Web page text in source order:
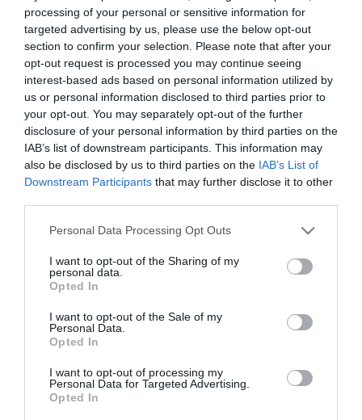
processing of your personal or sensitive information for
targeted advertising by us, please use the below opt-out
section to confirm your selection. Please note that after your
opt-out request is processed you may continue seeing
interest-based ads based on personal information utilized by
us or personal information disclosed to third parties prior to
your opt-out. You may separately opt-out of the further
disclosure of your personal information by third parties on the
IAB’s list of downstream participants. This information may
also be disclosed by us to third parties on the IAB’s List of
Downstream Participants that may further disclose it to other
Please note that this website/app uses one or more Google
not limited to your visit or usage behaviour. You may click to
grant or deny consent to Google and its third-party tags to
use your data for below specified purposes in below Google
consent section.
Personal Data Processing Opt Outs
I want to opt-out of the Sharing of my
personal data.
Opted In
I want to opt-out of the Sale of my
Personal Data.
Opted In
I want to opt-out of processing my
Personal Data for Targeted Advertising.
Opted In
lépcsőházából állították elő a bűncselekménnyel kapcsolatban a
rendőrkapitányságra. A sértett azonban csak egyiküket ismerte fel,
és benne is csak azt a személyt, aki a társa elé állt, hogy őt ne
tudja bántani. A másik fiú a sofőr számára ismeretlen volt. Így
mind a ketten tanúként szerepelnek ebben az ügyben.
Egy tegnap indult másik eljárásban azonban gyanúsítottként lett
kihallgatva a 16 éves fehérvári és a 17 éves sárkeresztesi fiú.
Ugyanis a rendőri intézkedés során kiderült, hogy tegnap mind a
ketten füves cigit szívtak, amit egyikük adott el a másiknak, és
ezt mind a ketten el is ismertek. A náluk tartott házkutatás során
az idősebbiknél az ablakban egy tő vadkender, míg a fiatalabbiknál
egy táskából, illetve a konyhaasztalról összesen 16 zacskó
ismeretlen eredetű anyagmaradvány került lefoglalásra.
A nyomozók mind a kettőjüket kábítószerrel való visszaélés miatt
Szabadlábon védekeznek.
Kapcsolódó írások:
Jól megélt a csalásokból, amíg el nem fogták